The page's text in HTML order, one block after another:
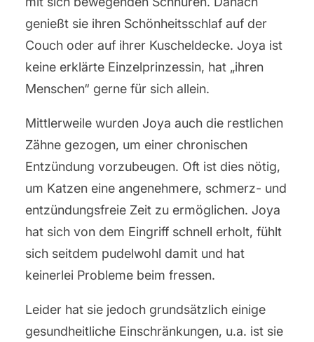
genießt sie ihren Schönheitsschlaf auf der
Couch oder auf ihrer Kuscheldecke. Joya ist
keine erklärte Einzelprinzessin, hat „ihren
Menschen“ gerne für sich allein.
Mittlerweile wurden Joya auch die restlichen
Zähne gezogen, um einer chronischen
Entzündung vorzubeugen. Oft ist dies nötig,
um Katzen eine angenehmere, schmerz- und
entzündungsfreie Zeit zu ermöglichen. Joya
hat sich von dem Eingriff schnell erholt, fühlt
sich seitdem pudelwohl damit und hat
keinerlei Probleme beim fressen.
Leider hat sie jedoch grundsätzlich einige
gesundheitliche Einschränkungen, u.a. ist sie